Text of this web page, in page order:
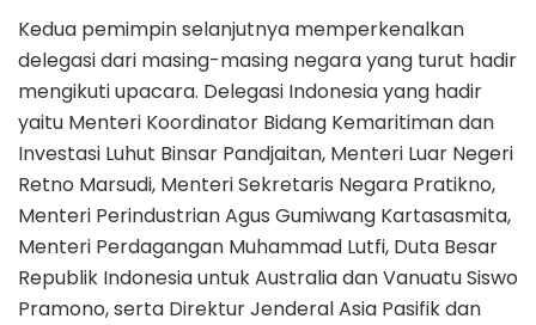
Kedua pemimpin selanjutnya memperkenalkan
delegasi dari masing-masing negara yang turut hadir
mengikuti upacara. Delegasi Indonesia yang hadir
yaitu Menteri Koordinator Bidang Kemaritiman dan
Investasi Luhut Binsar Pandjaitan, Menteri Luar Negeri
Retno Marsudi, Menteri Sekretaris Negara Pratikno,
Menteri Perindustrian Agus Gumiwang Kartasasmita,
Menteri Perdagangan Muhammad Lutfi, Duta Besar
Republik Indonesia untuk Australia dan Vanuatu Siswo
Pramono, serta Direktur Jenderal Asia Pasifik dan